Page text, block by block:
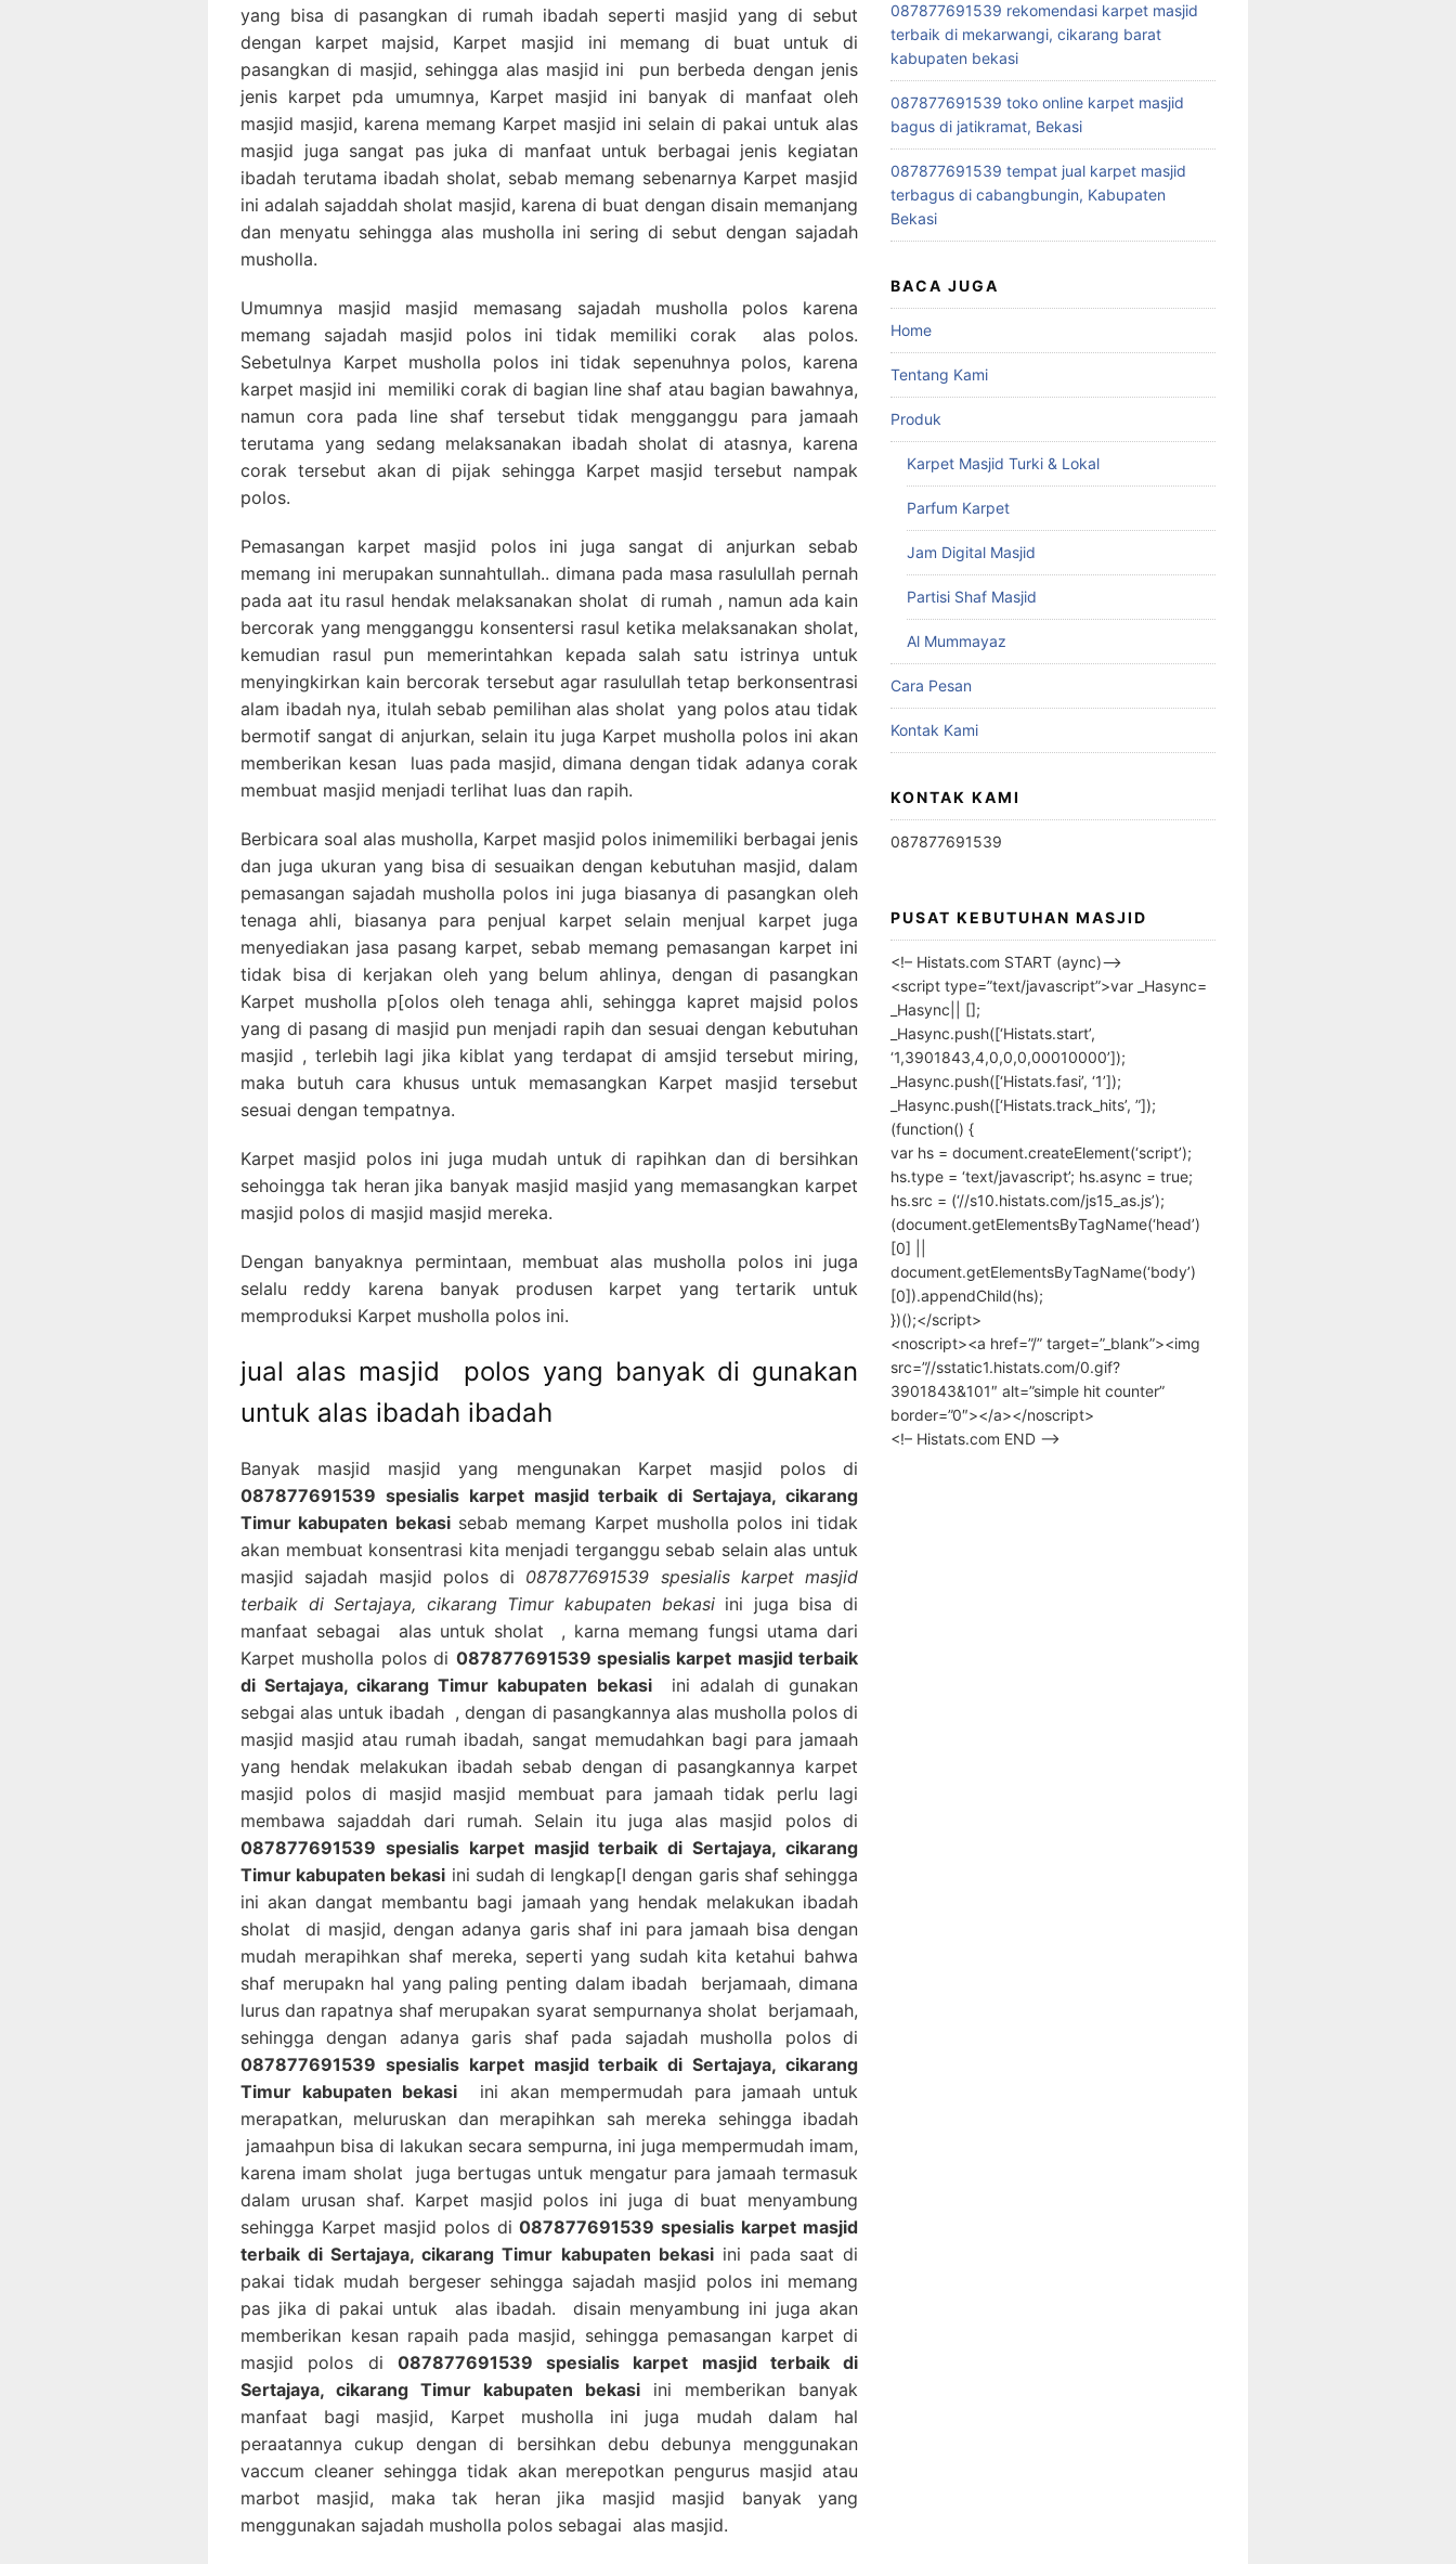
yang bisa di pasangkan di rumah ibadah seperti masjid yang di sebut
dengan karpet majsid, Karpet masjid ini memang di buat untuk di
pasangkan di masjid, sehingga alas masjid ini pun berbeda dengan jenis
jenis karpet pda umumnya, Karpet masjid ini banyak di manfaat oleh
masjid masjid, karena memang Karpet masjid ini selain di pakai untuk alas
masjid juga sangat pas juka di manfaat untuk berbagai jenis kegiatan
ibadah terutama ibadah sholat, sebab memang sebenarnya Karpet masjid
ini adalah sajaddah sholat masjid, karena di buat dengan disain memanjang
dan menyatu sehingga alas musholla ini sering di sebut dengan sajadah
musholla.
Umumnya masjid masjid memasang sajadah musholla polos karena
memang sajadah masjid polos ini tidak memiliki corak alas polos.
Sebetulnya Karpet musholla polos ini tidak sepenuhnya polos, karena
karpet masjid ini memiliki corak di bagian line shaf atau bagian bawahnya,
namun cora pada line shaf tersebut tidak mengganggu para jamaah
terutama yang sedang melaksanakan ibadah sholat di atasnya, karena
corak tersebut akan di pijak sehingga Karpet masjid tersebut nampak
polos.
Pemasangan karpet masjid polos ini juga sangat di anjurkan sebab
memang ini merupakan sunnahtullah.. dimana pada masa rasulullah pernah
pada aat itu rasul hendak melaksanakan sholat di rumah , namun ada kain
bercorak yang mengganggu konsentersi rasul ketika melaksanakan sholat,
kemudian rasul pun memerintahkan kepada salah satu istrinya untuk
menyingkirkan kain bercorak tersebut agar rasulullah tetap berkonsentrasi
alam ibadah nya, itulah sebab pemilihan alas sholat yang polos atau tidak
bermotif sangat di anjurkan, selain itu juga Karpet musholla polos ini akan
memberikan kesan luas pada masjid, dimana dengan tidak adanya corak
membuat masjid menjadi terlihat luas dan rapih.
Berbicara soal alas musholla, Karpet masjid polos inimemiliki berbagai jenis
dan juga ukuran yang bisa di sesuaikan dengan kebutuhan masjid, dalam
pemasangan sajadah musholla polos ini juga biasanya di pasangkan oleh
tenaga ahli, biasanya para penjual karpet selain menjual karpet juga
menyediakan jasa pasang karpet, sebab memang pemasangan karpet ini
tidak bisa di kerjakan oleh yang belum ahlinya, dengan di pasangkan
Karpet musholla p[olos oleh tenaga ahli, sehingga kapret majsid polos
yang di pasang di masjid pun menjadi rapih dan sesuai dengan kebutuhan
masjid , terlebih lagi jika kiblat yang terdapat di amsjid tersebut miring,
maka butuh cara khusus untuk memasangkan Karpet masjid tersebut
sesuai dengan tempatnya.
Karpet masjid polos ini juga mudah untuk di rapihkan dan di bersihkan
sehoingga tak heran jika banyak masjid masjid yang memasangkan karpet
masjid polos di masjid masjid mereka.
Dengan banyaknya permintaan, membuat alas musholla polos ini juga
selalu reddy karena banyak produsen karpet yang tertarik untuk
memproduksi Karpet musholla polos ini.
jual alas masjid polos yang banyak di gunakan
untuk alas ibadah ibadah
Banyak masjid masjid yang mengunakan Karpet masjid polos di
087877691539 spesialis karpet masjid terbaik di Sertajaya, cikarang
Timur kabupaten bekasisebab memang Karpet musholla polos ini tidak
akan membuat konsentrasi kita menjadi terganggu sebab selain alas untuk
masjid sajadah masjid polos di 087877691539 spesialis karpet masjid
terbaik di Sertajaya, cikarang Timur kabupaten bekasiini juga bisa di
manfaat sebagai alas untuk sholat , karna memang fungsi utama dari
Karpet musholla polos di 087877691539 spesialis karpet masjid terbaik
di Sertajaya, cikarang Timur kabupaten bekasiini adalah di gunakan
sebgai alas untuk ibadah , dengan di pasangkannya alas musholla polos di
masjid masjid atau rumah ibadah, sangat memudahkan bagi para jamaah
yang hendak melakukan ibadah sebab dengan di pasangkannya karpet
masjid polos di masjid masjid membuat para jamaah tidak perlu lagi
membawa sajaddah dari rumah. Selain itu juga alas masjid polos di
087877691539 spesialis karpet masjid terbaik di Sertajaya, cikarang
Timur kabupaten bekasi ini sudah di lengkap[I dengan garis shaf sehingga
ini akan dangat membantu bagi jamaah yang hendak melakukan ibadah
sholat di masjid, dengan adanya garis shaf ini para jamaah bisa dengan
mudah merapihkan shaf mereka, seperti yang sudah kita ketahui bahwa
shaf merupakn hal yang paling penting dalam ibadah berjamaah, dimana
lurus dan rapatnya shaf merupakan syarat sempurnanya sholat berjamaah,
sehingga dengan adanya garis shaf pada sajadah musholla polos di
087877691539 spesialis karpet masjid terbaik di Sertajaya, cikarang
Timur kabupaten bekasi ini akan mempermudah para jamaah untuk
merapatkan, meluruskan dan merapihkan sah mereka sehingga ibadah
jamaahpun bisa di lakukan secara sempurna, ini juga mempermudah imam,
karena imam sholat juga bertugas untuk mengatur para jamaah termasuk
dalam urusan shaf. Karpet masjid polos ini juga di buat menyambung
sehingga Karpet masjid polos di087877691539 spesialis karpet masjid
terbaik di Sertajaya, cikarang Timur kabupaten bekasiini pada saat di
pakai tidak mudah bergeser sehingga sajadah masjid polos ini memang
pas jika di pakai untuk alas ibadah. disain menyambung ini juga akan
memberikan kesan rapaih pada masjid, sehingga pemasangan karpet di
masjid polos di 087877691539 spesialis karpet masjid terbaik di
Sertajaya, cikarang Timur kabupaten bekasi ini memberikan banyak
manfaat bagi masjid, Karpet musholla ini juga mudah dalam hal
peraatannya cukup dengan di bersihkan debu debunya menggunakan
vaccum cleaner sehingga tidak akan merepotkan pengurus masjid atau
marbot masjid, maka tak heran jika masjid masjid banyak yang
menggunakan sajadah musholla polos sebagai alas masjid.
087877691539 rekomendasi karpet masjid
terbaik di mekarwangi, cikarang barat
kabupaten bekasi
087877691539 toko online karpet masjid
bagus di jatikramat, Bekasi
087877691539 tempat jual karpet masjid
terbagus di cabangbungin, Kabupaten
Bekasi
BACA JUGA
Home
Tentang Kami
Produk
Karpet Masjid Turki & Lokal
Parfum Karpet
Jam Digital Masjid
Partisi Shaf Masjid
Al Mummayaz
Cara Pesan
Kontak Kami
KONTAK KAMI
087877691539
PUSAT KEBUTUHAN MASJID
<!– Histats.com START (aync)–>
<script type=”text/javascript”>var _Hasync=
_Hasync|| [];
_Hasync.push([‘Histats.start’,
‘1,3901843,4,0,0,0,00010000’]);
_Hasync.push([‘Histats.fasi’, ‘1’]);
_Hasync.push([‘Histats.track_hits’, ”]);
(function() {
var hs = document.createElement(‘script’);
hs.type = ‘text/javascript’; hs.async = true;
hs.src = (‘//s10.histats.com/js15_as.js’);
(document.getElementsByTagName(‘head’)
[0] ||
document.getElementsByTagName(‘body’)
[0]).appendChild(hs);
})();</script>
<noscript><a href=”/” target=”_blank”><img
src=”//sstatic1.histats.com/0.gif?
3901843&101″ alt=”simple hit counter”
border=”0″></a></noscript>
<!– Histats.com END –>